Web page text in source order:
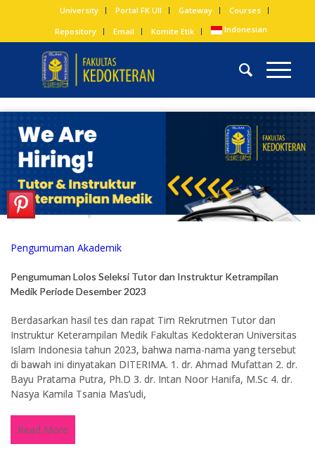
University Portal FK UII Gateway
Courses
Repository
Email Komite Etik Indonesian
Pengumuman Akademik
Pengumuman Lolos Seleksi Tutor dan Instruktur Ketrampilan
Medik Periode Desember 2023
Berdasarkan hasil tes dan rapat Tim Rekrutmen Tutor dan
Instruktur Keterampilan Medik Fakultas Kedokteran Universitas
Islam Indonesia tahun 2023, bahwa nama-nama yang tersebut
di bawah ini dinyatakan DITERIMA. 1. dr. Ahmad Mufattan 2. dr.
Bayu Pratama Putra, Ph.D 3. dr. Intan Noor Hanifa, M.Sc 4. dr.
Nasya Kamila Tsania Mas’udi,
Read More